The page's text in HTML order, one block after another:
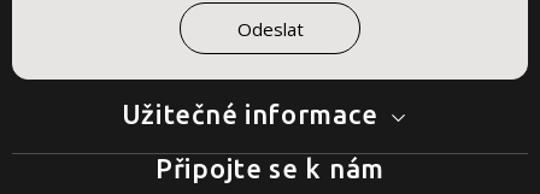
Užitečné informace
Připojte se k nám